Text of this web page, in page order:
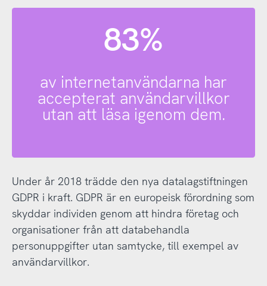
83%
av internetanvändarna har
accepterat användarvillkor
utan att läsa igenom dem.
Under år 2018 trädde den nya datalagstiftningen
GDPR i kraft. GDPR är en europeisk förordning som
skyddar individen genom att hindra företag och
organisationer från att databehandla
personuppgifter utan samtycke, till exempel av
användarvillkor.